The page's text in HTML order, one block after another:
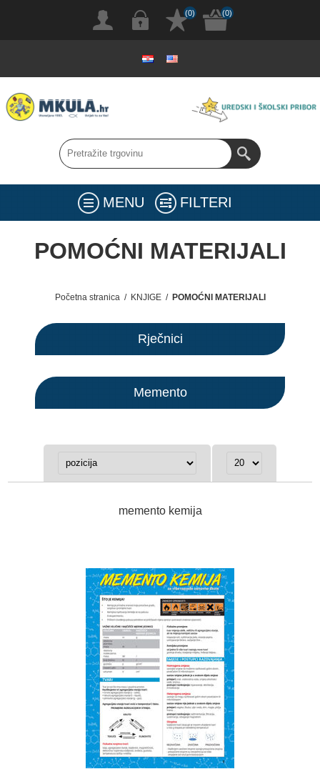
(0) (0)
MENU FILTERI
POMOĆNI MATERIJALI
Početna stranica / KNJIGE / POMOĆNI MATERIJALI
Rječnici
Memento
memento kemija